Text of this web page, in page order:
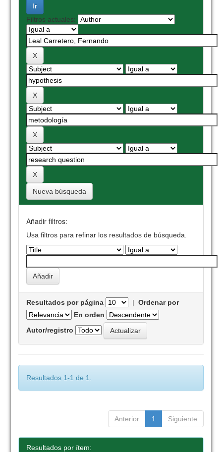
Filtros actuales:
Nueva búsqueda
Añadir filtros:
Usa filtros para refinar los resultados de búsqueda.
Resultados por página |Ordenar por
En orden
Autor/registro
Resultados 1-1 de 1.
Anterior 1 Siguiente
Resultados por ítem: